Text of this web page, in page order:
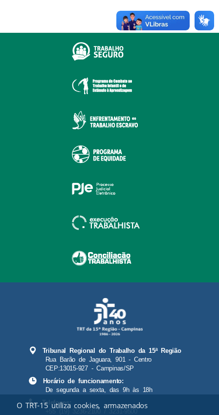
Tribunal Regional do Trabalho da 15ª Região
Rua Barão de Jaguara, 901 - Centro
CEP:13015-927 - Campinas/SP
Horário de funcionamento:
De segunda a sexta, das 9h às 18h
Telefones:
+55 (19) 3236-2100 / 3231-9500
O TRT-15 utiliza cookies, armazenados